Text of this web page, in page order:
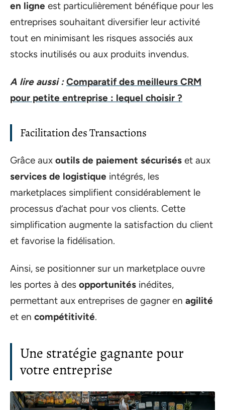
en ligne est particulièrement bénéfique pour les
entreprises souhaitant diversifier leur activité
tout en minimisant les risques associés aux
stocks inutilisés ou aux produits invendus.
A lire aussi : Comparatif des meilleurs CRM
pour petite entreprise : lequel choisir ?
Facilitation des Transactions
Grâce aux outils de paiement sécurisés et aux
services de logistique intégrés, les
marketplaces simplifient considérablement le
processus d’achat pour vos clients. Cette
simplification augmente la satisfaction du client
et favorise la fidélisation.
Ainsi, se positionner sur un marketplace ouvre
les portes à des opportunités inédites,
permettant aux entreprises de gagner en agilité
et en compétitivité.
Une stratégie gagnante pour
votre entreprise